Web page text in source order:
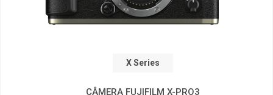
X Series
CÂMERA FUJIFILM X-PRO3